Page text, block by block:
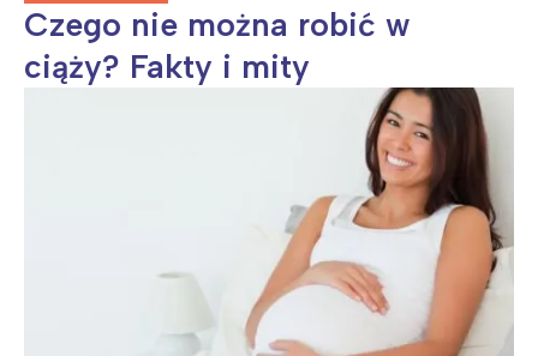
Czego nie można robić w
ciąży? Fakty i mity